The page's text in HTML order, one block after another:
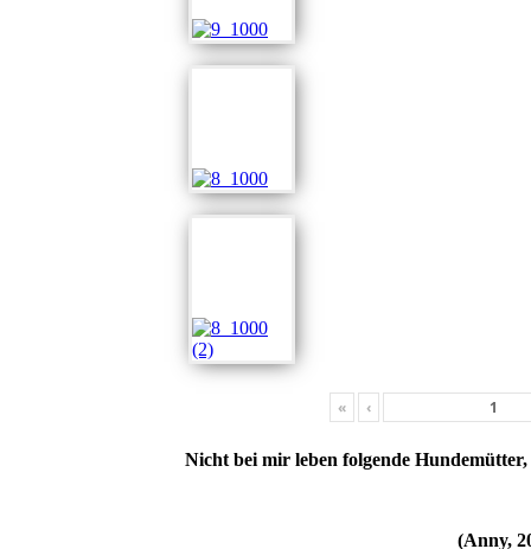
« ‹
Nicht bei mir leben folgende
(Anny,